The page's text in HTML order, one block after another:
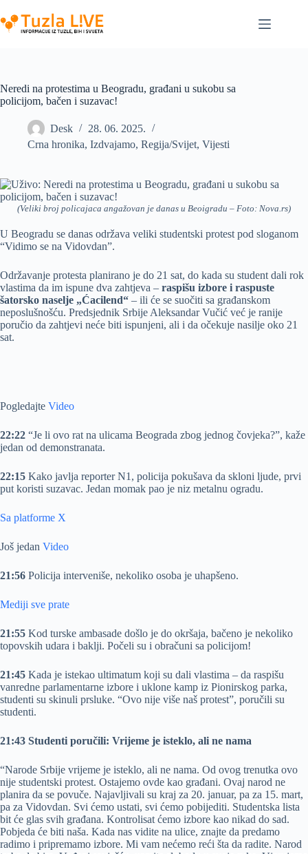
to
content
Neredi na protestima u Beogradu, građani u sukobu sa
policijom, bačen i suzavac!
Desk
28. 06. 2025.
Crna hronika, Izdvajamo, Regija/Svijet, Vijesti
(Veliki broj policajaca angažovan je danas u Beoigradu – Foto: Nova.rs)
U Beogradu se danas održava veliki studentski protest pod sloganom
“Vidimo se na Vidovdan”.
Održavanje protesta planirano je do 21 sat, do kada su student dali rok
vlastima da im ispune dva zahtjeva – raspišu izbore i raspuste
šatorsko naselje „Ćacilend“ – ili će se suočiti sa građanskom
neposlušnošću. Predsjednik Srbije Aleksandar Vučić već je ranije
poručio da zahtjevi neće biti ispunjeni, ali i da očekuje nasilje oko 21
sat.
Pogledajte Video
22:22 “Je li ovo rat na ulicama Beograda zbog jednog čovjeka?”, kaže
jedan od demonstranata.
22:15 Kako javlja reporter N1, policija pokušava da skloni ljude, prvi
put koristi suzavac. Jedan momak pao je niz metalnu ogradu.
Sa platforme X
Još jedan Video
21:56 Policija interveniše, nekoliko osoba je uhapšeno.
Mediji sve prate
21:55 Kod turske ambasade došlo je do okršaja, bačeno je nekoliko
topovskih udara i baklji. Počeli su i obračuni sa policijom!
21:45 Kada je istekao ultimatum koji su dali vlastima – da raspišu
vanredne parlamentarne izbore i uklone kamp iz Pionirskog parka,
studenti su skinuli prsluke. “Ovo nije više naš protest”, poručili su
studenti.
21:43 Studenti poručili: Vrijeme je isteklo, ali ne nama
“Narode Srbije vrijeme je isteklo, ali ne nama. Od ovog trenutka ovo
nije studentski protest. Ostajemo ovde kao građani. Ovaj narod ne
planira da se povuče. Najavljivali su kraj za 20. januar, pa za 15. mart,
pa za Vidovdan. Svi ćemo ustati, svi ćemo pobijediti. Studentska lista
bit će glas svih građana. Kontrolisat ćemo izbore kao nikad do sad.
Pobjeda će biti naša. Kada nas vidite na ulice, znajte da predamo
radimo i pripremamo izbore. Mi vam nećemo reći šta da radite. Narod